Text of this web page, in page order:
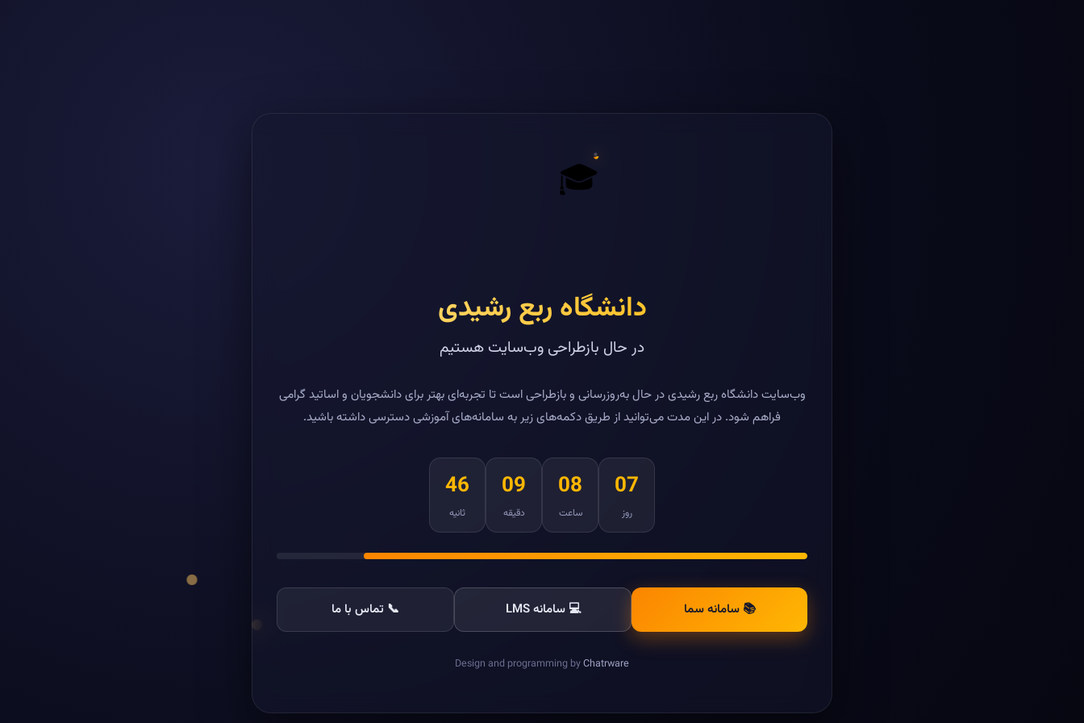
🎓
دانشگاه ربع رشیدی
در حال بازطراحی وب‌سایت هستیم
وب‌سایت دانشگاه ربع رشیدی در حال به‌روزرسانی و بازطراحی است تا تجربه‌ای بهتر برای دانشجویان و اساتید گرامی
فراهم شود. در این مدت می‌توانید از طریق دکمه‌های زیر به سامانه‌های آموزشی دسترسی داشته باشید.
07
روز
08
ساعت
09
دقیقه
46
ثانیه
📚 سامانه سما 💻 سامانه LMS 📞 تماس با ما
Design and programming byChatrware